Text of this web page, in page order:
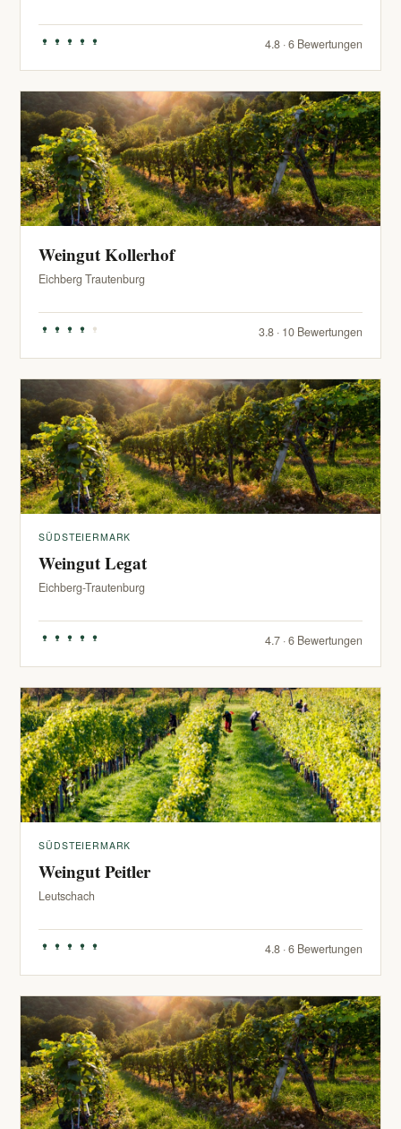
4.8 · 6 Bewertungen
Weingut Kollerhof
Eichberg Trautenburg
3.8 · 10 Bewertungen
SÜDSTEIERMARK
Weingut Legat
Eichberg-Trautenburg
4.7 · 6 Bewertungen
SÜDSTEIERMARK
Weingut Peitler
Leutschach
4.8 · 6 Bewertungen